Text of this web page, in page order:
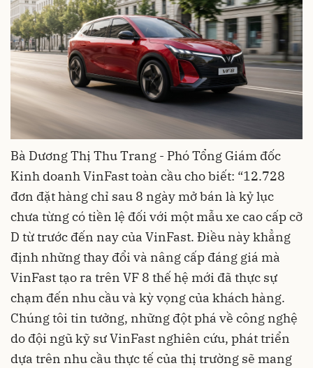
Bà Dương Thị Thu Trang - Phó Tổng Giám đốc
Kinh doanh VinFast toàn cầu cho biết: “12.728
đơn đặt hàng chỉ sau 8 ngày mở bán là kỷ lục
chưa từng có tiền lệ đối với một mẫu xe cao cấp cỡ
D từ trước đến nay của VinFast. Điều này khẳng
định những thay đổi và nâng cấp đáng giá mà
VinFast tạo ra trên VF 8 thế hệ mới đã thực sự
chạm đến nhu cầu và kỳ vọng của khách hàng.
Chúng tôi tin tưởng, những đột phá về công nghệ
do đội ngũ kỹ sư VinFast nghiên cứu, phát triển
dựa trên nhu cầu thực tế của thị trường sẽ mang